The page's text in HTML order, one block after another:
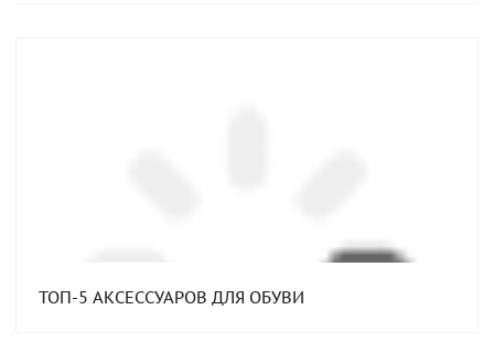
ТОП-5 АКСЕССУАРОВ ДЛЯ ОБУВИ⁣⁣⠀